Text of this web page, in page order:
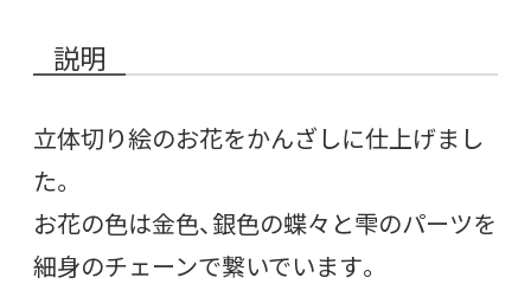
説明
立体切り絵のお花をかんざしに仕上げまし
た。
お花の色は金色、銀色の蝶々と雫のパーツを
細身のチェーンで繋いでいます。